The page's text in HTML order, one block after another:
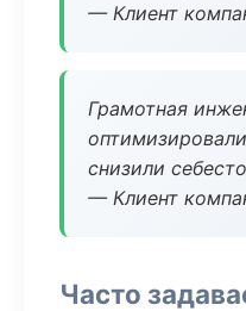
— Клиент
Грамотная
снизили
— Клиент
Часто